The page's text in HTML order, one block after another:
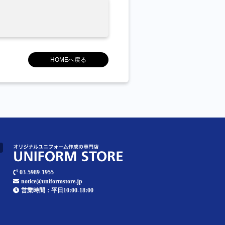
HOMEへ戻る
03-5989-1955
notice@uniformstore.jp
営業時間：平日10:00-18:00